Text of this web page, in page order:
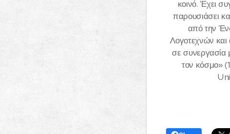
κοινό. Έχει
παρουσιάσει
από την
Λογοτεχνών
σε συνεργασία
τον κόσμο»